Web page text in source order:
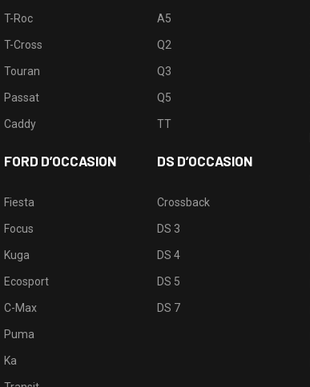
T-Roc
T-Cross
Touran
Passat
Caddy
FORD D’OCCASION
Fiesta
Focus
Kuga
Ecosport
C-Max
Puma
Ka
A5
Q2
Q3
Q5
TT
DS D’OCCASION
Crossback
DS 3
DS 4
DS 5
DS 7